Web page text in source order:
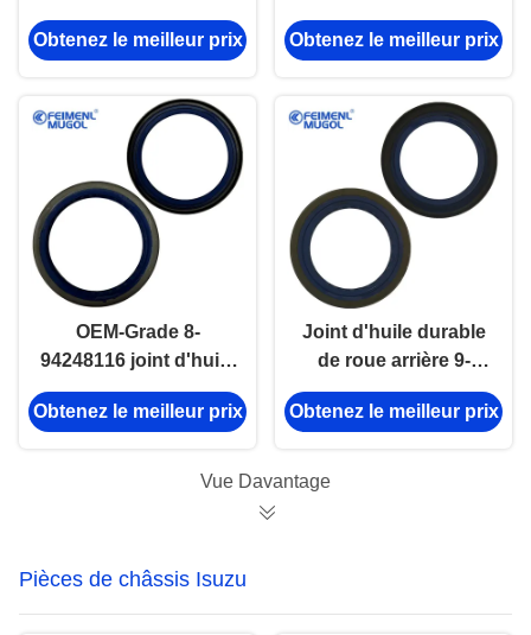
axé sur la sécurité 8-
94336314 pour ISUZU
× 102 × 12/22 conçu
pour une protection
et une stabilité
maximales
Obtenez le meilleur prix
pour ISUZU TFR type
intérieur 40×60×10
Obtenez le meilleur prix
OEM-Grade 8-
94248116 joint d'huile
de roue avant pour
ISUZU NHR 63×80×8
précision longue
Obtenez le meilleur prix
Joint d'huile durable
de roue arrière 9-
09724022 pour ISUZU
TFR extérieur et 52 ×
Obtenez le meilleur prix
Vue Davantage
Pièces de châssis Isuzu